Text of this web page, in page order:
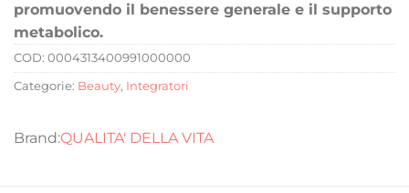
promuovendo il benessere generale e il supporto
metabolico.
COD: 0004313400991000000
Categorie: Beauty, Integratori
QUALITA' DELLA VITA